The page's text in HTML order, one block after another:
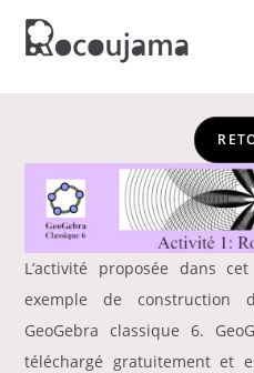
Skip
L’activité proposée dans
exemple de construction
GeoGebra classique 6.
téléchargé gratuitement et